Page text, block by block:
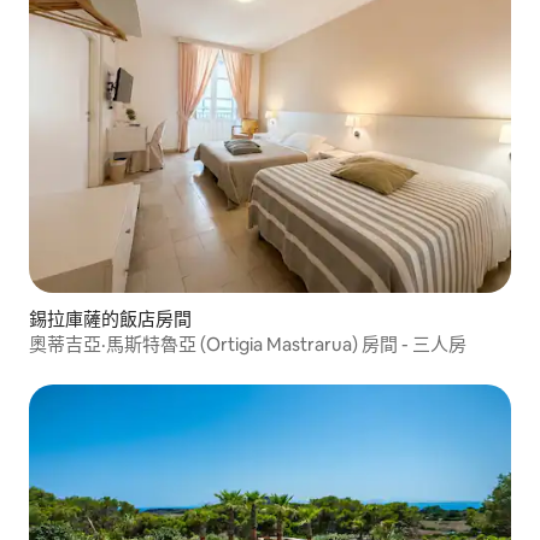
錫拉庫薩的飯店房間
奧蒂吉亞·馬斯特魯亞 (Ortigia Mastrarua) 房間 - 三人房